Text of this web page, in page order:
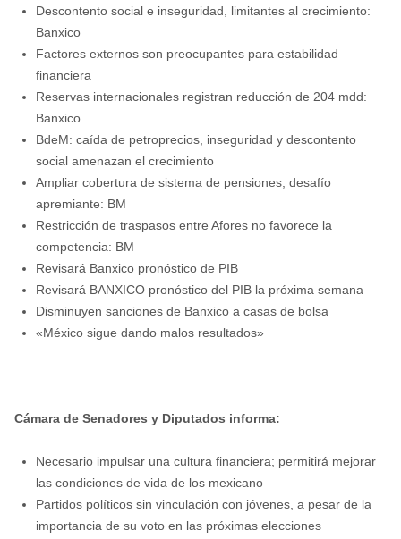
Descontento social e inseguridad, limitantes al crecimiento:
Banxico
Factores externos son preocupantes para estabilidad
financiera
Reservas internacionales registran reducción de 204 mdd:
Banxico
BdeM: caída de petroprecios, inseguridad y descontento
social amenazan el crecimiento
Ampliar cobertura de sistema de pensiones, desafío
Restricción de traspasos entre Afores no favorece la
competencia: BM
Revisará Banxico pronóstico de PIB
Revisará BANXICO pronóstico del PIB la próxima semana
Disminuyen sanciones de Banxico a casas de bolsa
«México sigue dando malos resultados»
Cámara de Senadores y Diputados informa:
Necesario impulsar una cultura financiera; permitirá mejorar
las condiciones de vida de los mexicano
Partidos políticos sin vinculación con jóvenes, a pesar de la
importancia de su voto en las próximas elecciones